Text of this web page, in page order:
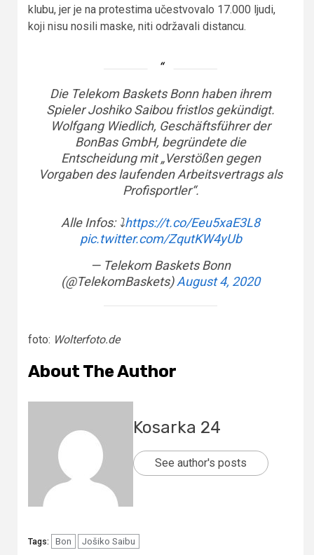
klubu, jer je na protestima učestvovalo 17.000 ljudi,
koji nisu nosili maske, niti održavali distancu.
Die Telekom Baskets Bonn haben ihrem
Spieler Joshiko Saibou fristlos gekündigt.
Wolfgang Wiedlich, Geschäftsführer der
BonBas GmbH, begründete die
Entscheidung mit „Verstößen gegen
Vorgaben des laufenden Arbeitsvertrags als
Profisportler“.
Alle Infos: ⤵️https://t.co/Eeu5xaE3L8
pic.twitter.com/ZqutKW4yUb
— Telekom Baskets Bonn
(@TelekomBaskets)August 4, 2020
foto: Wolterfoto.de
About The Author
Kosarka 24
See author's posts
Tags: Bon Jošiko Saibu